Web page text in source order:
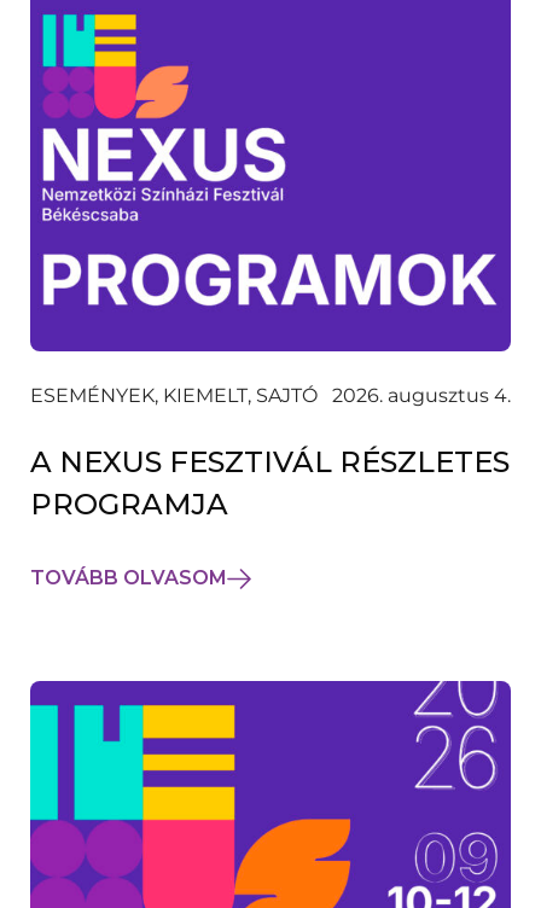
ESEMÉNYEK, KIEMELT, SAJTÓ 2026. augusztus 4.
A NEXUS FESZTIVÁL RÉSZLETES
PROGRAMJA
TOVÁBB OLVASOM